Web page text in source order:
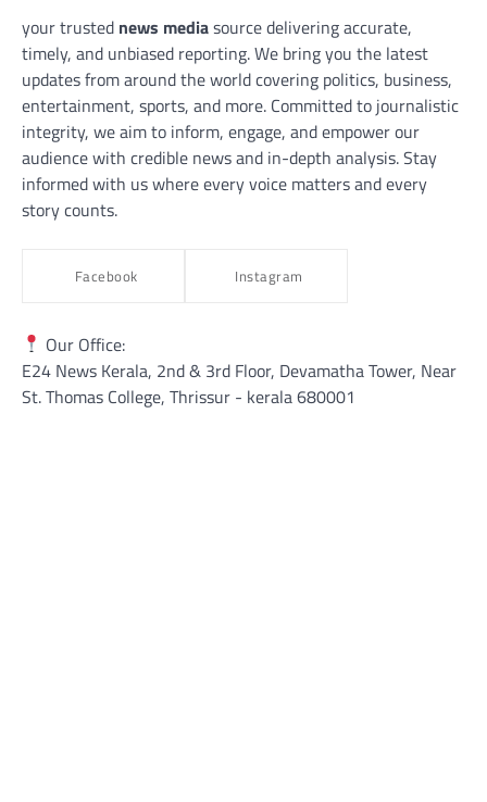
your trusted news mediasource delivering accurate,
timely, and unbiased reporting. We bring you the latest
updates from around the world covering politics, business,
entertainment, sports, and more. Committed to journalistic
integrity, we aim to inform, engage, and empower our
audience with credible news and in-depth analysis. Stay
informed with us where every voice matters and every
story counts.
Facebook Instagram
Our Office:
E24 News Kerala, 2nd & 3rd Floor, Devamatha Tower, Near
St. Thomas College, Thrissur​ - kerala 680001